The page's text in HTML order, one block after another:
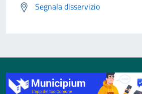
Segnala disservizio